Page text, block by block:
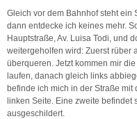
Gleich vor dem Bahnhof steht ein
dann entdecke ich keines mehr.
Hauptstraße, Av. Luisa Todi, und
weitergeholfen wird: Zuerst rüber
überqueren. Jetzt kommen mir
laufen, danach gleich links
befinde ich mich in der Straße mit
linken Seite. Eine zweite befindet
ausgeschildert.